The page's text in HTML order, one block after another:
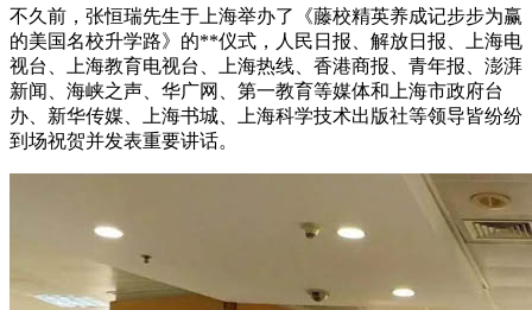
不久前，张恒瑞先生于上海举办了《藤校精英养成记步步为赢
的美国名校升学路》的**仪式，人民日报、解放日报、上海电
视台、上海教育电视台、上海热线、香港商报、青年报、澎湃
新闻、海峡之声、华广网、第一教育等媒体和上海市政府台
办、新华传媒、上海书城、上海科学技术出版社等领导皆纷纷
到场祝贺并发表重要讲话。